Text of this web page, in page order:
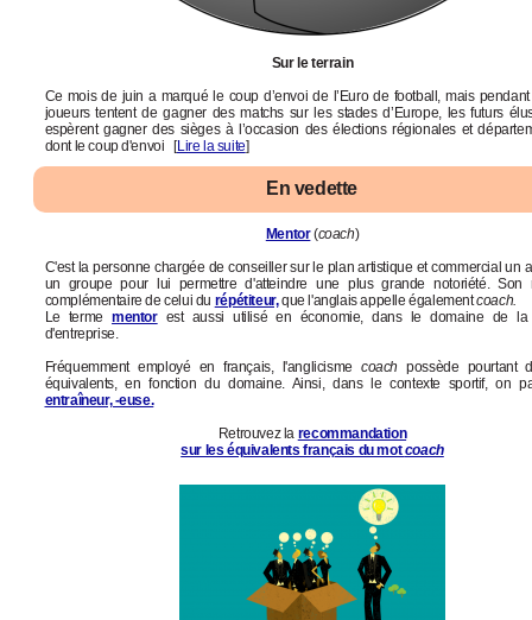
Sur le terrain
Ce mois de juin a marqué le coup d’envoi de l’Euro de football, mais
joueurs tentent de gagner des matchs sur les stades d’Europe, les futurs
espèrent gagner des sièges à l’occasion des élections régionales et
dont le coup d'envoi [Lire la suite]
En vedette
Mentor(coach)
C'est la personne chargée de conseiller sur le plan artistique et commercial un
un groupe pour lui permettre d'atteindre une plus grande notoriété. Son
complémentaire de celui du répétiteur,que l'anglais appelle égalementcoach.
Le termementorest aussi utilisé en économie, dans le domaine de la
d'entreprise.
Fréquemment employé en français, l'anglicisme coach possède pourtant
équivalents, en fonction du domaine. Ainsi, dans le contexte sportif, on
entraîneur, -euse.
Retrouvez la recommandation
sur les équivalents français du motcoach